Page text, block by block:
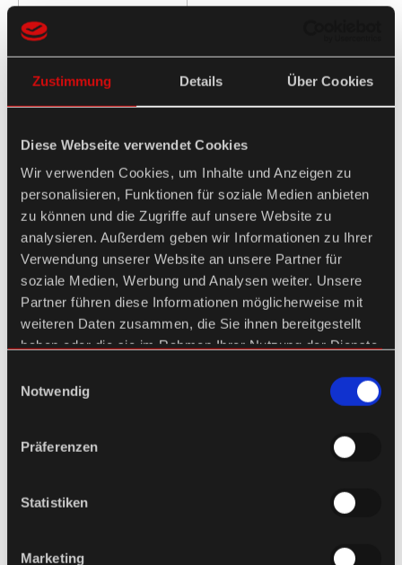
Zustimmung Details Über Cookies
Diese Webseite verwendet Cookies
Wir verwenden Cookies, um Inhalte und Anzeigen zu
personalisieren, Funktionen für soziale Medien anbieten
zu können und die Zugriffe auf unsere Website zu
analysieren. Außerdem geben wir Informationen zu Ihrer
Verwendung unserer Website an unsere Partner für
soziale Medien, Werbung und Analysen weiter. Unsere
Partner führen diese Informationen möglicherweise mit
weiteren Daten zusammen, die Sie ihnen bereitgestellt
haben oder die sie im Rahmen Ihrer Nutzung der Dienste
Notwendig
Präferenzen
Statistiken
Marketing